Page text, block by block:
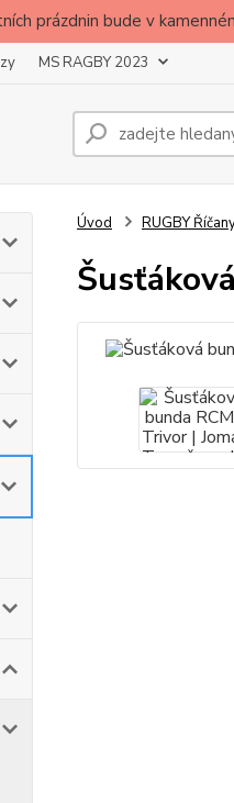
prázdnin bude v
MS RAGBY 2023
Úvod RUGBY